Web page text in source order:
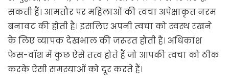
सकती हैं। आमतौर पर महिलाओं की त्वचा अपेक्षाकृत नरम
बनावट की होती है। इसलिए अपनी त्वचा को स्वस्थ रखने
के लिए व्यापक देखभाल की जरूरत होती है। अधिकांश
फेस-वॉश में कुछ ऐसे तत्व होते हैं जो आपकी त्वचा को ठीक
करके ऐसी समस्याओं को दूर करते हैं।